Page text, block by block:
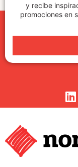
y recibe
promociones en